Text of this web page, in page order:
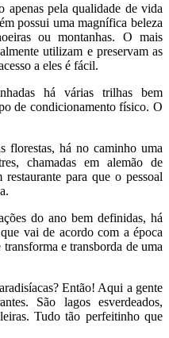
apenas pela qualidade de vida
possui uma magnífica beleza
ou montanhas. O mais
utilizam e preservam as
a eles é fácil.
há várias trilhas bem
de condicionamento físico. O
florestas, há no caminho uma
chamadas em alemão de
para que o pessoal
do ano bem definidas, há
vai de acordo com a época
e transborda de uma
Então! Aqui a gente
São lagos esverdeados,
Tudo tão perfeitinho que